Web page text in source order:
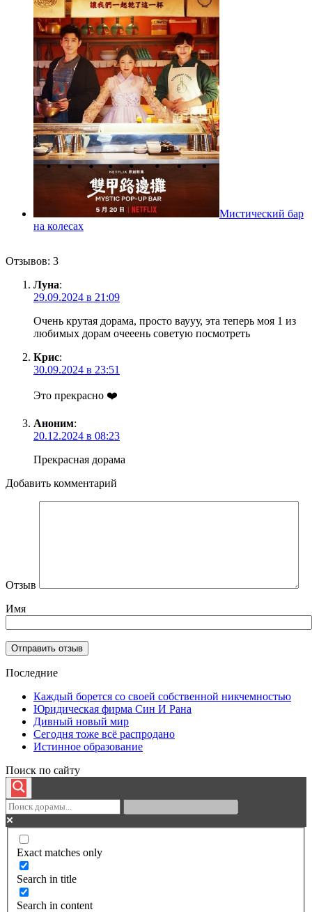
Мистический бар
на колесах
Отзывов: 3
Луна:
29.09.2024 в 21:09
Очень крутая дорама, просто ваууу, эта теперь моя 1 из
любимых дорам очееень советую посмотреть
Крис:
30.09.2024 в 23:51
Это прекрасно ❤️
Аноним:
20.12.2024 в 08:23
Прекрасная дорама
Добавить комментарий
Отзыв
Имя
Последние
Каждый борется со своей собственной никчемностью
Юридическая фирма Син И Рана
Дивный новый мир
Сегодня тоже всё распродано
Истинное образование
Поиск по сайту
Exact matches only
Search in title
Search in content